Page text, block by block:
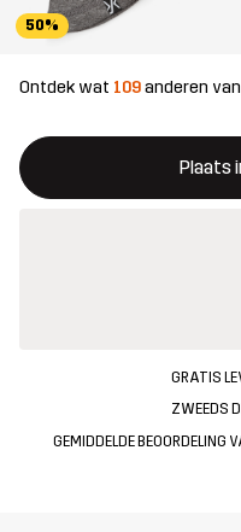
50%
Ontdek wat 109anderen
Plaats
Deze knop opent een
{{size}} niet beschikbaar
GRATIS
ZWEEDS
GEMIDDELDE BEOORDELING